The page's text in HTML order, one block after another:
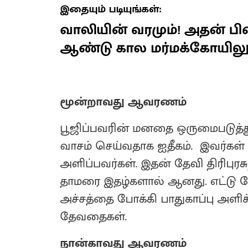
இதையும் படியுங்கள்:
வாலியின் வரமும்! அதன்
ஆண்டு கால
மூன்றாவது ஆவரணம்
பூஜிப்பவரின் மனதை
வாசம் செய்வதாக ஐதீகம். இவர்கள்
அளிப்பவர்கள். இதன் தேவி
தாமரை இதழ்களால் ஆனது.
அச்சத்தை போக்கி பாதுகாப்பு
தேவதைகள்.
நான்காவது ஆவரணம்